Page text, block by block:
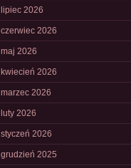
lipiec 2026
czerwiec 2026
maj 2026
kwiecień 2026
marzec 2026
luty 2026
styczeń 2026
grudzień 2025